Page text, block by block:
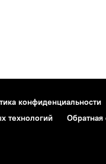
конфиденциальности
технологий Обратная